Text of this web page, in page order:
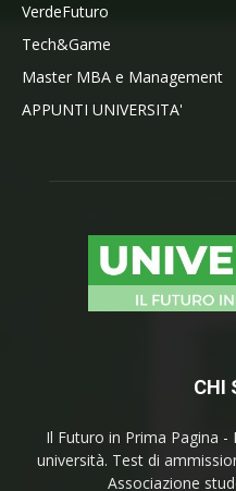
VerdeFuturo
Tech&Game
Master MBA e Management
APPUNTI UNIVERSITA'
CHI
Il Futuro in Prima Pagina
università. Test di
Associazione